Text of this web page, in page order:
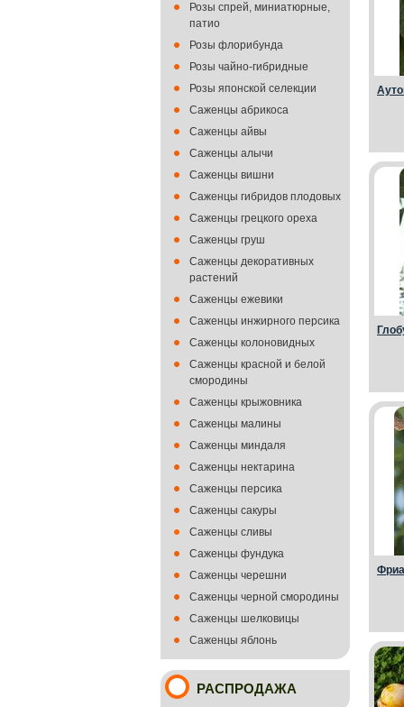
Розы спрей, миниатюрные,
патио
Розы флорибунда
Розы чайно-гибридные
Розы японской селекции
Саженцы абрикоса
Саженцы айвы
Саженцы алычи
Саженцы вишни
Саженцы гибридов плодовых
Саженцы грецкого ореха
Саженцы груш
Саженцы декоративных
растений
Саженцы ежевики
Саженцы инжирного персика
Саженцы колоновидных
Саженцы красной и белой
смородины
Саженцы крыжовника
Саженцы малины
Саженцы миндаля
Саженцы нектарина
Саженцы персика
Саженцы сакуры
Саженцы сливы
Саженцы фундука
Саженцы черешни
Саженцы черной смородины
Саженцы шелковицы
Саженцы яблонь
РАСПРОДАЖА